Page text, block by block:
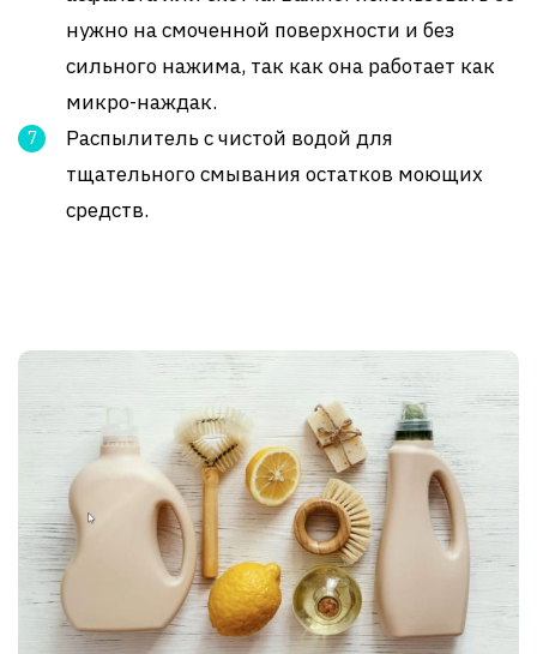
нужно на смоченной поверхности и без
сильного нажима, так как она работает как
микро-наждак.
Распылитель с чистой водой для
тщательного смывания остатков моющих
средств.